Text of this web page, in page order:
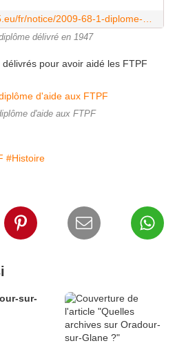
délivré en 1947
pour avoir aidé les FTPF
d'aide aux FTPF
#Histoire
sur-